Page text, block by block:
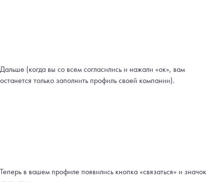
Дальше (когда вы со всем согласились и нажали «ок», вам
останется только заполнить профиль своей компании).
Теперь в вашем профиле появились кнопка «связаться» и значок